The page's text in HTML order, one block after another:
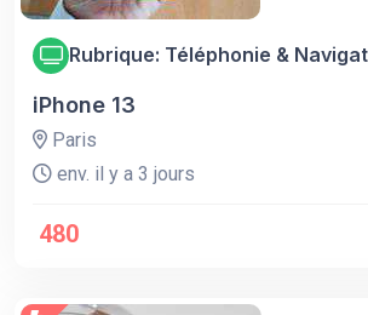
Rubrique: Téléphonie &
iPhone 13
Paris
env. il y a 3 jours
480